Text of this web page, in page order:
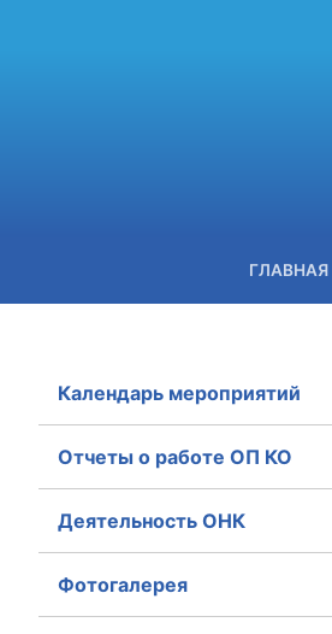
ГЛАВНАЯ
Календарь мероприятий
Отчеты о работе ОП КО
Деятельность ОНК
Фотогалерея